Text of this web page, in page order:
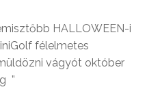
HALLOWEEN-i
félelmetes
vágyót október
”